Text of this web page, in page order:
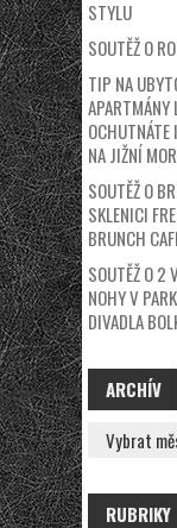
STYLU
SOUTĚŽ O
TIP NA
APARTMÁNY
OCHUTNÁTE
NA JIŽNÍ
SOUTĚŽ O
SKLENICI
BRUNCH
SOUTĚŽ O 2
NOHY V
DIVADLA
ARCHÍV
ARCHÍV
RUBRIKY